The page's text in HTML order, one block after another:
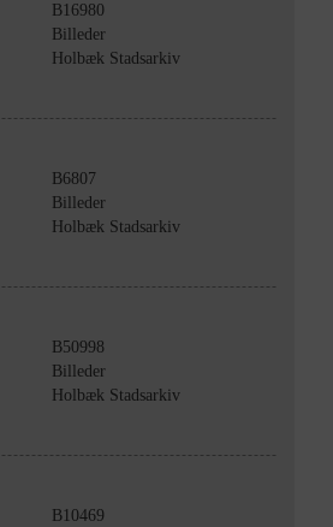
B16980
Billeder
Holbæk Stadsarkiv
B6807
Billeder
Holbæk Stadsarkiv
B50998
Billeder
Holbæk Stadsarkiv
B10469